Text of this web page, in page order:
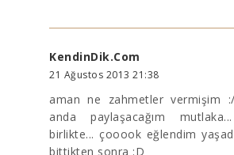
KendinDik.Com
21 Ağustos 2013 21:38
aman ne zahmetler vermişim :/
anda paylaşacağım
birlikte... çooook eğlendim
bittikten sonra :D